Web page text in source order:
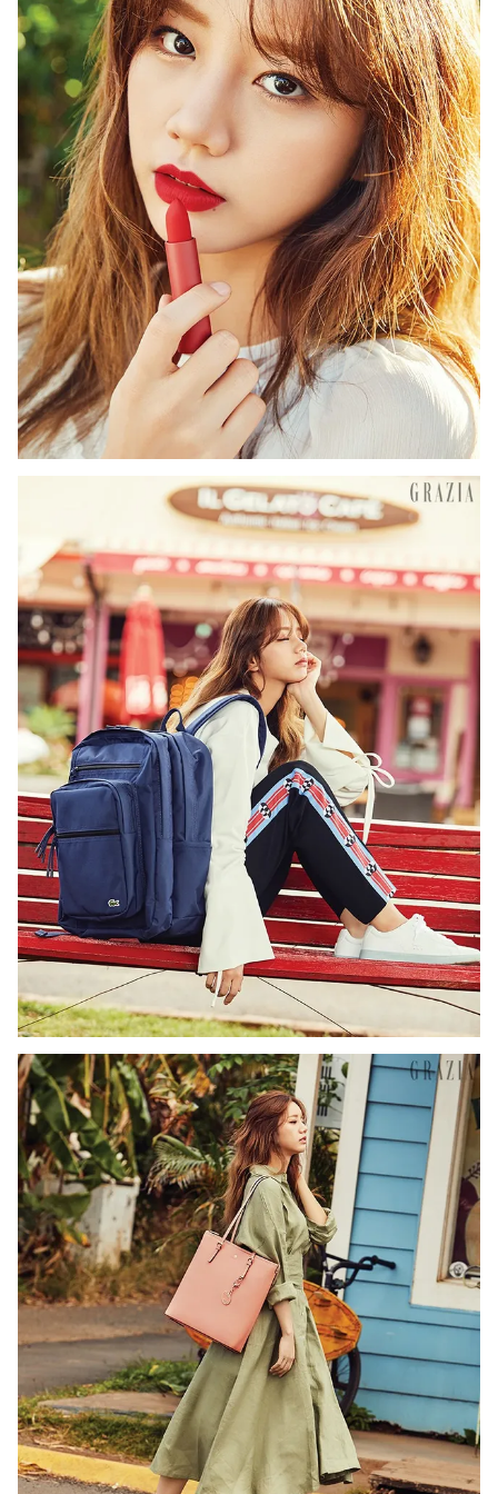
Photo Infographic
Video Shorts video
VTV Money VTV Thể thao
VTV Sức khoẻ Bất động sản
Thị trường 24h Tấm lòng Việt
VTV4 Vươn mình bằng AI
VTV9 VTV8
Liên hệ tòa soạn English
THỜI BÁO VTV
Theo dõi báo trên
Cơ quan chủ quản:Đài Truyền hình Việt Nam
Cơ quan báo chí:
Thời báo VTV
Giấy phép hoạt động báo in và báo điện tử số 483/GP-BTTTT
cấp ngày 29/12/2023
Tổng Biên tập: Vũ Thanh Thủy
Phó Tổng Biên tập:Nguyễn Thị Mỹ Hạnh, Phạm Quốc Thắng,
Nguyễn Trọng Ninh
024.38 355 931 - 024.38 355 932
Ðiện thoại Thời báo VTV:
024.66 897 897
Email:toasoan@vtv.vn
Liên hệ quảng cáo:024-7300.7108
® Cấm sao chép dưới mọi hình thức nếu không có sự chấp
thuận bằng văn bản. Ghi rõ nguồn VTV.vn khi phát hành lại
thông tin từ website này.